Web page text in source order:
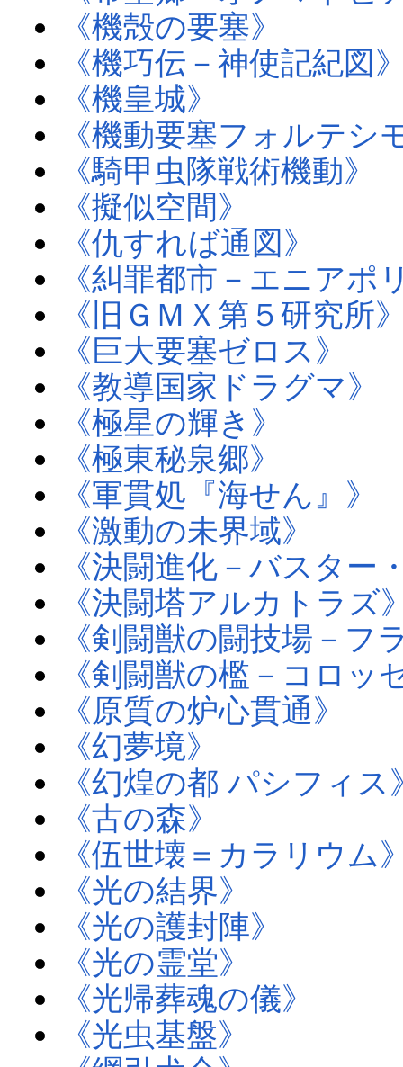
《機殻の要塞》
《機巧伝－神使記紀図
《機皇城》
《機動要塞フォルテシ
《騎甲虫隊戦術機動》
《擬似空間》
《仇すれば通図》
《糾罪都市－エニアポ
《旧ＧＭＸ第５研究所
《巨大要塞ゼロス》
《教導国家ドラグマ》
《極星の輝き》
《極東秘泉郷》
《軍貫処『海せん』》
《激動の未界域》
《決闘進化－バスター
《決闘塔アルカトラズ
《剣闘獣の闘技場－フ
《剣闘獣の檻－コロッ
《原質の炉心貫通》
《幻夢境》
《幻煌の都 パシフィス
《古の森》
《伍世壊＝カラリウム
《光の結界》
《光の護封陣》
《光の霊堂》
《光帰葬魂の儀》
《光虫基盤》